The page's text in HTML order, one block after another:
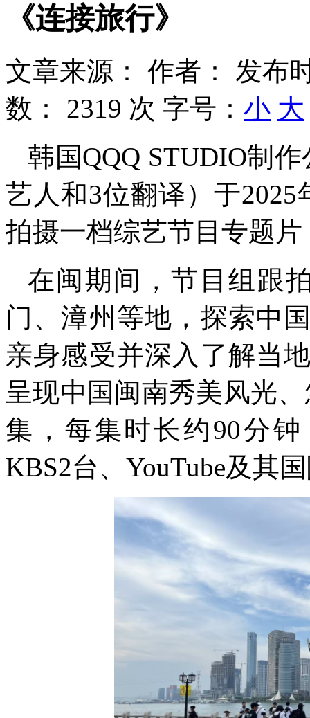
《连接旅行》
文章来源： 作者：
发布
数： 2319 次 字号： 小 大
韩国QQQ STUDIO制
艺人和3位翻译）于
拍摄一档综艺节目专题
在闽期间，节目组跟
门、漳州等地，探索中
亲身感受并深入了解当
呈现中国闽南秀美风光
集，每集时长约90分
KBS2台、YouTube及其